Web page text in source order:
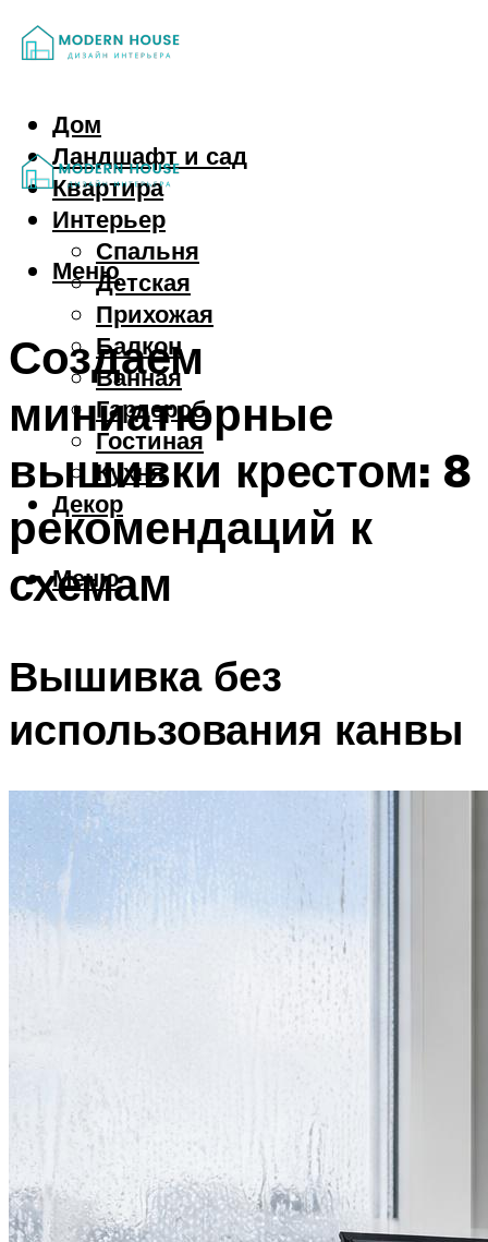
Дом
Ландшафт и сад
Квартира
Интерьер
Спальня
Детская
Прихожая
Балкон
Ванная
Гардероб
Гостиная
Кухня
Декор
Меню
Меню
Создаем
миниатюрные
вышивки крестом: 8
рекомендаций к
схемам
Вышивка без
использования канвы